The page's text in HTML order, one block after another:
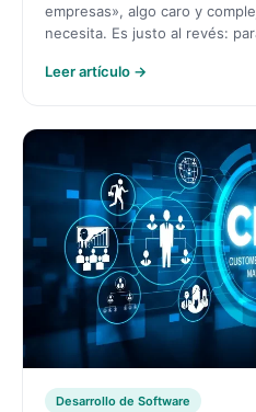
empresas», algo caro y
necesita. Es justo al revés:
Leer artículo →
Desarrollo de Software